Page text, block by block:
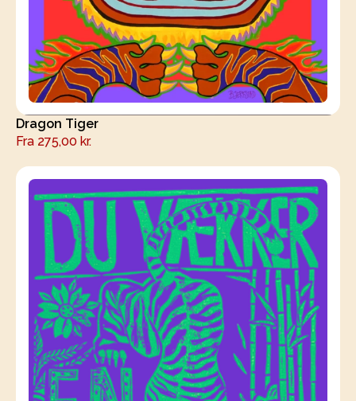
Dragon Tiger
Fra 275,00 kr.